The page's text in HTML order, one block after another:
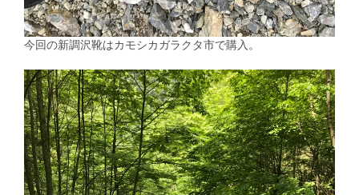
今回の新調沢靴はカモシカガラクタ市で購入。